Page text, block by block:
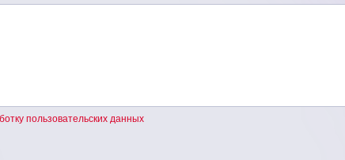
пользовательских данных